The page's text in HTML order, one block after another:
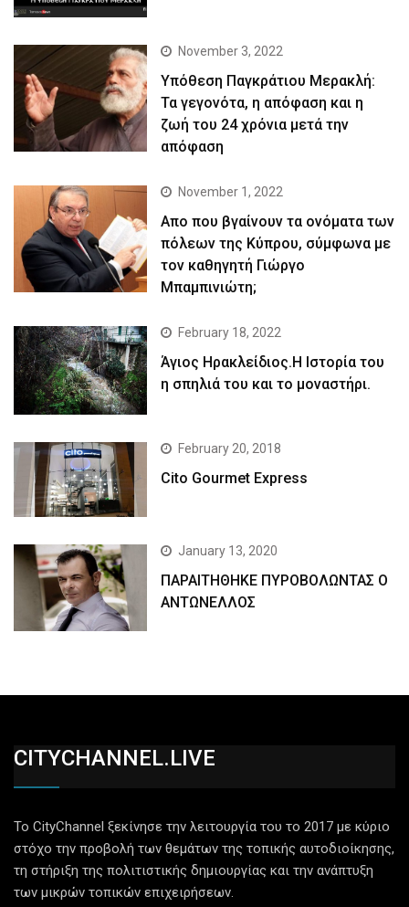
November 3, 2022
Yπόθεση Παγκράτιου Μερακλή:
Τα γεγονότα, η απόφαση και η
ζωή του 24 χρόνια μετά την
απόφαση
November 1, 2022
Απο που βγαίνουν τα ονόματα των
πόλεων της Κύπρου, σύμφωνα με
τον καθηγητή Γιώργο
Μπαμπινιώτη;
February 18, 2022
Άγιος Ηρακλείδιος.Η Ιστορία του
η σπηλιά του και το μοναστήρι.
February 20, 2018
Cito Gourmet Express
January 13, 2020
ΠΑΡΑΙΤΗΘΗΚΕ ΠΥΡΟΒΟΛΩΝΤΑΣ Ο
ΑΝΤΩΝΕΛΛΟΣ
CITYCHANNEL.LIVE
Το CityChannel ξεκίνησε την λειτουργία του το 2017 με κύριο
στόχο την προβολή των θεμάτων της τοπικής αυτοδιοίκησης,
τη στήριξη της πολιτιστικής δημιουργίας και την ανάπτυξη
των μικρών τοπικών επιχειρήσεων.